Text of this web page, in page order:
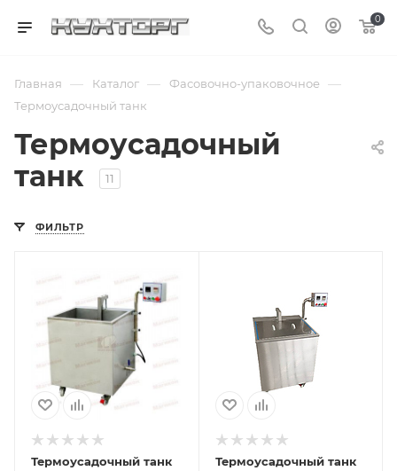
0
Главная — Каталог — Фасовочно-упаковочное —
Термоусадочный танк
Термоусадочный
танк
11
ФИЛЬТР
Термоусадочный танк
установка; 380 В
Термоусадочный танк